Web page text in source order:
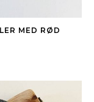
MED RØD